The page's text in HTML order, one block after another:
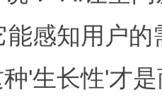
能感知用户
'生长性'才